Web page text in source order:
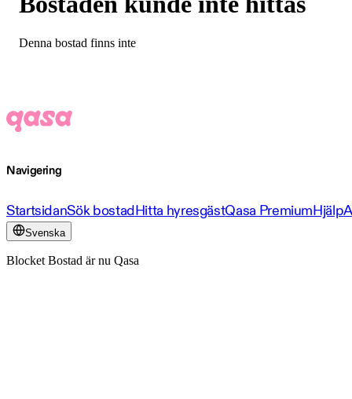
Denna bostad finns inte
Navigering
StartsidanSök bostadHitta hyresgästQasa PremiumHjälp
Svenska
Blocket Bostad är nu Qasa